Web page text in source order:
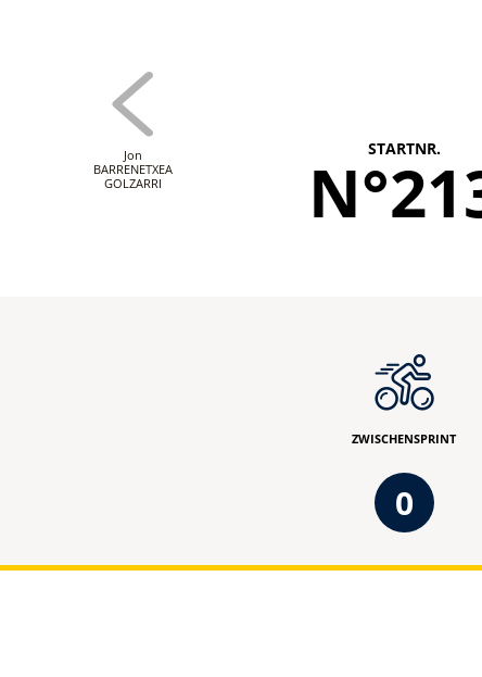
STARTNR.
Jon
BARRENETXEA
GOLZARRI
ZWISCHENSPRINT
0